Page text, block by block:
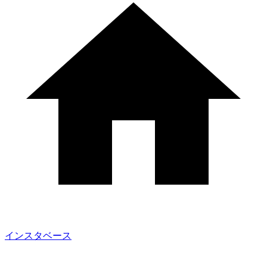
インスタベース